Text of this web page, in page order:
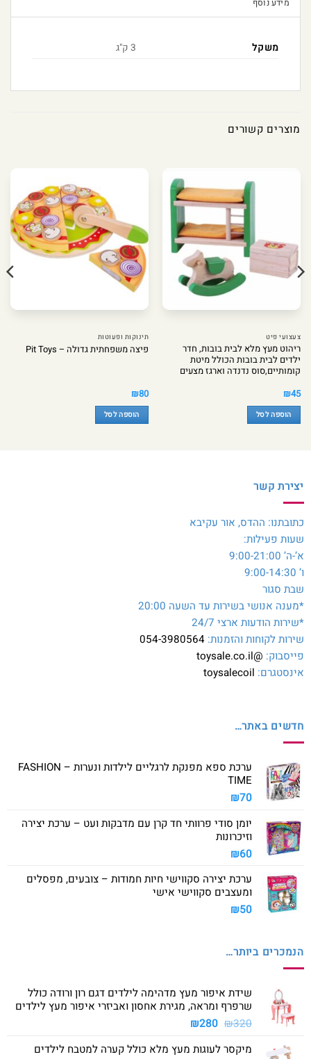
מידע נוסף
משקל 3 ק"ג
מוצרים קשורים
צעצועי פיט
ריהוט מעץ מלא לבית בובות, חדר
ילדים לבית בובות הכולל מיטת
קומותיים,סוס נדנדה וארגז מצעים
₪45
הוספה לסל
תינוקות ופעוטות
פיצה משפחתית גדולה – Pit Toys
₪80
הוספה לסל
יצירת קשר
כתובתנו: ההדס, אור עקיבא
שעות פעילות:
א’-ה’ 9:00-21:00
ו’ 9:00-14:30
שבת סגור
*מענה אנושי בשירות עד השעה 20:00
*שירות הודעות ארצי 24/7
שירות לקוחות והזמנות: 054-3980564
פייסבוק: @toysale.co.il
אינסטגרם: toysalecoil
חדשים באתר…
ערכת ספא מפנקת לרגליים לילדות ונערות – FASHION
TIME
₪70
יומן סודי פרוותי חד קרן עם מדבקות ועט – ערכת יצירה
וזיכרונות
₪60
ערכת יצירה סקווישי חיות חמודות – צובעים, מפסלים
ומעצבים סקווישי אישי
₪50
הנמכרים ביותר…
שידת איפור מעץ מדהימה לילדים דגם רון ורודה כולל
שרפרף ומראה, מגירת אחסון ואביזרי איפור מעץ לילדים
₪320
המחיר
היה:
₪280 המחיר
הוא:
מיקסר לעוגות מעץ מלא כולל קערה למטבח לילדים